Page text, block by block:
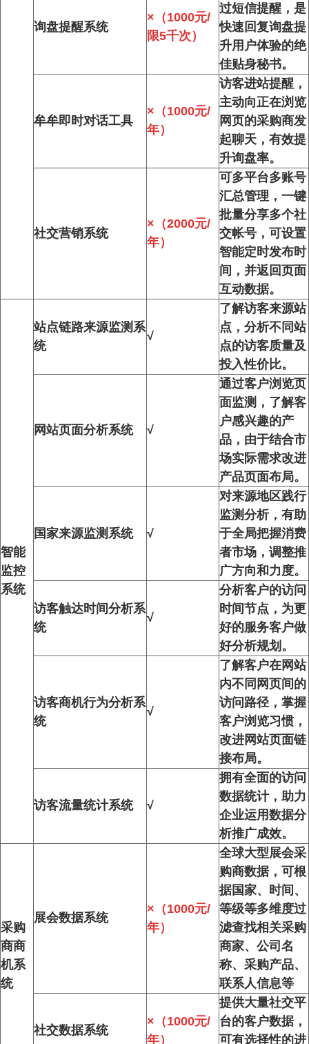
询盘提醒系统
×（1000元/
限5千次）
过短信提醒，是
快速回复询盘提
升用户体验的绝
佳贴身秘书。
牟牟即时对话工具
×（1000元/
年）
访客进站提醒，
主动向正在浏览
网页的采购商发
起聊天，有效提
升询盘率。
社交营销系统
×（2000元/
年）
可多平台多账号
汇总管理，一键
批量分享多个社
交帐号，可设置
智能定时发布时
间，并返回页面
互动数据。
智能
监控
系统
站点链路来源监测系
统
√
了解访客来源站
点，分析不同站
点的访客质量及
投入性价比。
网站页面分析系统 √
通过客户浏览页
面监测，了解客
户感兴趣的产
品，由于结合市
场实际需求改进
产品页面布局。
国家来源监测系统 √
对来源地区践行
监测分析，有助
于全局把握消费
者市场，调整推
广方向和力度。
访客触达时间分析系
统
√
分析客户的访问
时间节点，为更
好的服务客户做
好分析规划。
访客商机行为分析系
统
√
了解客户在网站
内不同网页间的
访问路径，掌握
客户浏览习惯，
改进网站页面链
接布局。
访客流量统计系统 √
拥有全面的访问
数据统计，助力
企业运用数据分
析推广成效。
采购
商商
机系
统
展会数据系统
×（1000元/
年）
全球大型展会采
购商数据，可根
据国家、时间、
等级等多维度过
滤查找相关采购
商家、公司名
称、采购产品、
联系人信息等
社交数据系统
×（1000元/
年）
提供大量社交平
台的客户数据，
可有选择性的进